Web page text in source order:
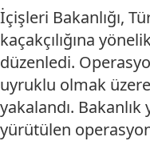
İçişleri Bakanlığı,
kaçakçılığına
düzenledi.
uyruklu olmak
yakalandı.
yürütülen